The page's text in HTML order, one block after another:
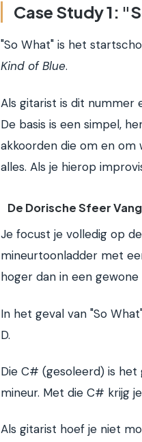
Case Study 1:
"So What" is het
Kind of Blue.
Als gitarist is dit nummer
De basis is een simpel,
akkoorden die om en om
alles. Als je hierop
De Dorische Sfeer
Je focust je volledig op de
mineurtoonladder met
hoger dan in een
In het geval van "So
D.
Die C# (gesoleerd) is
mineur. Met die C# krijg
Als gitarist hoef je niet